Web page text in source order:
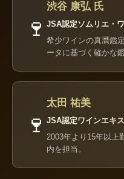
🍷
渋谷 康弘 氏
JSA認定ソムリエ・
希少ワインの真贋鑑
ータに基づく確かな鑑
🍷
太田 祐美
JSA認定ワインエキ
2003年より15年以上
内を担当。